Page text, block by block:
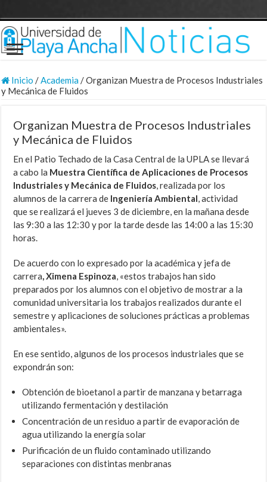
Inicio /Academia/Organizan Muestra de Procesos Industriales
y Mecánica de Fluidos
Organizan Muestra de Procesos Industriales
y Mecánica de Fluidos
En el Patio Techado de la Casa Central de la UPLA se llevará
a cabo la Muestra Científica de Aplicaciones de Procesos
Industriales y Mecánica de Fluidos, realizada por los
alumnos de la carrera de Ingeniería Ambiental, actividad
que se realizará el jueves 3 de diciembre, en la mañana desde
las 9:30 a las 12:30 y por la tarde desde las 14:00 a las 15:30
horas.
De acuerdo con lo expresado por la académica y jefa de
carrera, Ximena Espinoza, «estos trabajos han sido
preparados por los alumnos con el objetivo de mostrar a la
comunidad universitaria los trabajos realizados durante el
semestre y aplicaciones de soluciones prácticas a problemas
ambientales».
En ese sentido, algunos de los procesos industriales que se
expondrán son:
Obtención de bioetanol a partir de manzana y betarraga
utilizando fermentación y destilación
Concentración de un residuo a partir de evaporación de
agua utilizando la energía solar
Purificación de un fluido contaminado utilizando
separaciones con distintas menbranas